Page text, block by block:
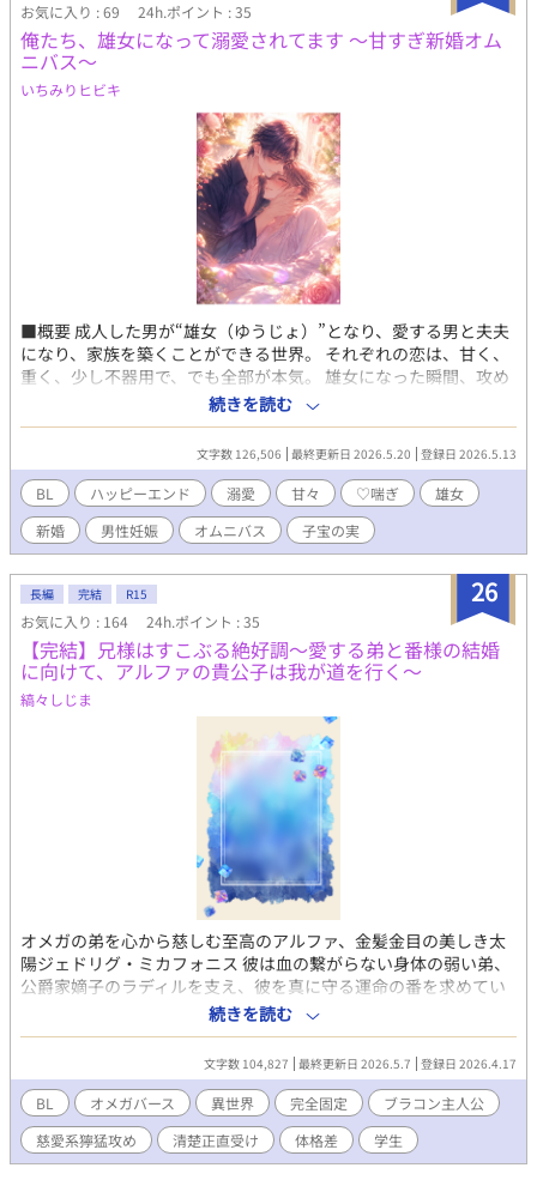
お気に入り : 69 24h.ポイント : 35
俺たち、雄女になって溺愛されてます ～甘すぎ新婚オム
ニバス～
いちみりヒビキ
■概要 成人した男が“雄女（ゆうじょ）”となり、愛する男と夫夫
になり、家族を築くことができる世界。 それぞれの恋は、甘く、
重く、少し不器用で、でも全部が本気。 雄女になった瞬間、攻め
たちの理性と独占欲は限界突破。 「お前だけ」「逃がさない」
「俺の隣にいろ」――それぞれの溺愛が詰まった、新婚BLオムニ
バス。 ■一言コメント 出会い(#1)→カップル(#2)→甘々(#3)("♡
喘ぎ”有・R15相当) の王道展開 ■キーワード ライバル / 幼馴染 /
親友から恋人 / 上司部下 / ヤクザ / 年下攻め / アイドル / 記憶喪失 /
獣人 / 刑事×闇医者 ■カップルリスト 1.『怖い上司が、家では俺
を褒め殺してくる』 神崎怜士（かんざき・れいじ） × 橘遥斗
（たちばな・はると） 上司×部下 2.『負けたくないのに、抱かれ
るたび好きになる』 獅堂零一（しどう・れいいち） × 藤咲優牙
（ふじさき・ゆうが） ライバル 3.『幼馴染じゃ足りないって、先
に言ってよ』 朝霧律（あさぎり・りつ） × 星野灯真（ほしの・と
うま） 幼馴染 4.『国民的アイドル、俺の前だけ大型猫になりま
す』 天峰奏（あまみね・かなで） × 枢木伊織（くるるぎ・いお
り） アイドル×マネージャー 5.『記憶をなくしても、お前だけは
忘れなかった』 九条瑛一（くじょう・えいいち） × 桜庭湊（さ
くらば・みなと） 記憶喪失 6.『ヤクザ若頭に保護されたら、なぜ
か嫁扱いです』 龍ヶ崎燎牙（りゅうがさき・りょうが） × 夜見
坂澄夜（よみさか・すみや） ヤクザ若頭×一般人 7.『親友の距離
感、最初からバグってました』 白峰匡（しらみね・たすく） × 黒
瀬千隼（くろせ・ちはや） 親友同士 8.『甘やかして育てた後輩
に、逆に甘やかされています』 霧生朔也（きりゅう・さくや） ×
綾瀬楓（あやせ・かえで） 先輩×後輩 9.『狼獣人に“番”認定され
ました』 獅丸虎太郎（ししまる・こたろう） × 羽白晴臣（はじ
ろ・はるおみ） 獣人×普通青年 10.『刑事と闇医者、傷だらけの
恋を縫い合わせる』 黒崎凱（くろさき・がい） × 白石汐音（し
らいし・しおん） 刑事×闇医者 ◾️AI活用 ・表紙（AIイラスト） ・
会話テンポ＆文章校正 ・シリーズ被り調整 ・タイトル/名前/タグ
案 ◾️その他 ・#1/#2は全年齢対象。#3のみR15相当。
続きを読む
文字数 126,506 最終更新日 2026.5.20 登録日 2026.5.13
BL ハッピーエンド 溺愛 甘々 ♡喘ぎ
雄女
新婚
男性妊娠 オムニバス 子宝の実
26
長編 完結 R15
お気に入り : 164 24h.ポイント : 35
【完結】兄様はすこぶる絶好調～愛する弟と番様の結婚
に向けて、アルファの貴公子は我が道を行く～
縞々しじま
オメガの弟を心から慈しむ至高のアルファ、金髪金目の美しき太
陽ジェドリグ・ミカフォニス 彼は血の繋がらない身体の弱い弟、
公爵家嫡子のラディルを支え、彼を真に守る運命の番を求めてい
た 兄弟でありながら番うことを望まれていたが、救いの少年アー
シュレーを捜し当て、ようやく一安心 未来の弟夫夫のために心置
きなく養家と縁切りしたいジェドリグだが、2人から番を得て幸せ
になってほしいと願われてしまう 為すべきことを成したい青年
は、菫色の瞳が印象的なオメガのシャルルに出会う 『好きになっ
てほしい』と眼差しやフェロモンで訴えながらも逃げようとする
シャルルに、ジェドリグは初めての衝動を知った 弟のために人生
を捧げていた兄様は、恋を知り、１人の男になっていく
続きを読む
文字数 104,827 最終更新日 2026.5.7 登録日 2026.4.17
BL オメガバース 異世界 完全固定
ブラコン主人公
慈愛系獰猛攻め
清楚正直受け 体格差 学生